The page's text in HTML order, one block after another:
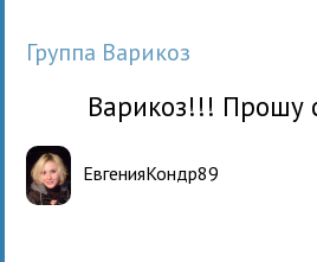
Группа Варикоз
Варикоз!!! Прошу
ЕвгенияКондр89